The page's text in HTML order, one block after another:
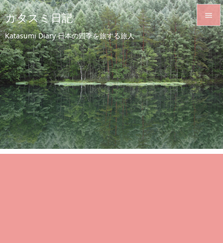
カタスミ日記
Katasumi Diary 日本の四季を旅する旅人


メニュ

サイド

前へ

次へ

検索